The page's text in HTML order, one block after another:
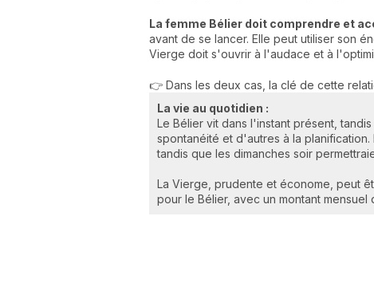
La femme Bélier doit comprendre et
avant de se lancer. Elle peut utiliser son
Vierge doit s'ouvrir à l'audace et à
👉 Dans les deux cas, la clé de cette
La vie au quotidien :
Le Bélier vit dans l'instant présent,
spontanéité et d'autres à la
tandis que les dimanches soir
La Vierge, prudente et économe, peut
pour le Bélier, avec un montant